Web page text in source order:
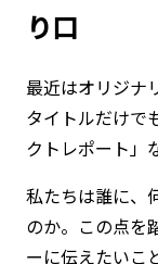
り口
最近はオリジナ
タイトルだけで
クトレポート」
私たちは誰に、
のか。この点を
ーに伝えたいこ